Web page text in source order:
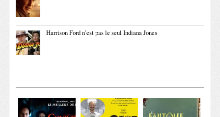
Harrison Ford n’est pas le seul Indiana Jones